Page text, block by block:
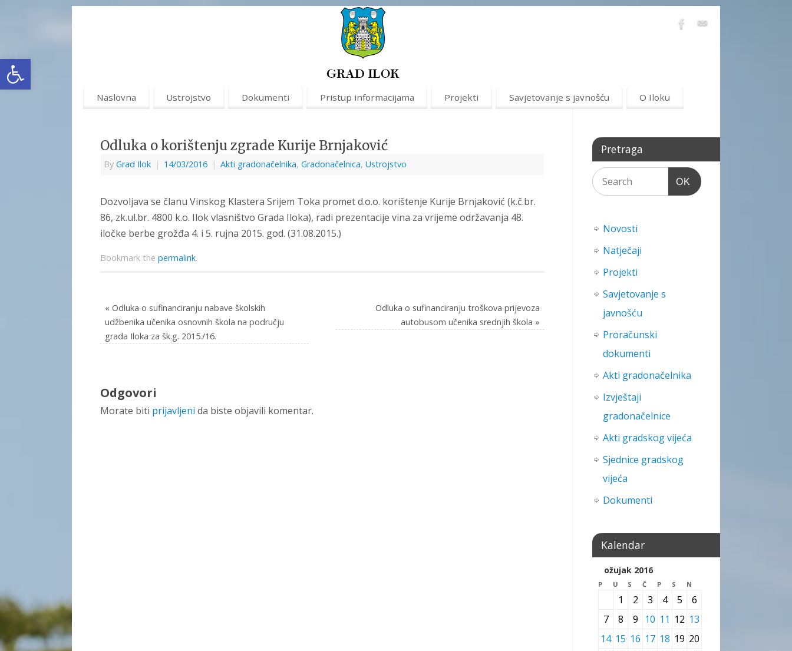
Open toolbar
Naslovna Ustrojstvo Dokumenti Pristup informacijama Projekti Savjetovanje s javnošću O Iloku
Odluka o korištenju zgrade Kurije Brnjaković
By Grad Ilok | 14/03/2016 | Akti gradonačelnika, Gradonačelnica, Ustrojstvo
Dozvoljava se članu Vinskog Klastera Srijem Toka promet d.o.o. korištenje Kurije Brnjaković (k.č.br.
86, zk.ul.br. 4800 k.o. Ilok vlasništvo Grada Iloka), radi prezentacije vina za vrijeme održavanja 48.
iločke berbe grožđa 4. i 5. rujna 2015. god. (31.08.2015.)
Bookmark the permalink.
« Odluka o sufinanciranju nabave školskih
udžbenika učenika osnovnih škola na području
grada Iloka za šk.g. 2015./16.
Odluka o sufinanciranju troškova prijevoza
autobusom učenika srednjih škola »
Odgovori
Morate biti prijavljeni da biste objavili komentar.
Pretraga
OK
Novosti
Natječaji
Projekti
Savjetovanje s
javnošću
Proračunski
dokumenti
Akti gradonačelnika
Izvještaji
gradonačelnice
Akti gradskog vijeća
Sjednice gradskog
vijeća
Dokumenti
Kalendar
ožujak 2016
P U S Č P S N
1 2 3 4 5
6
7
8 9 10 11 12 13
14 15 16 17 18 19 20